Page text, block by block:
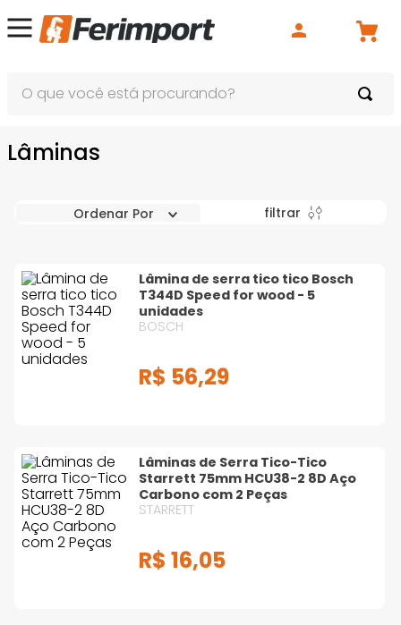
Lâminas
Ordenar Por filtrar
Lâmina de serra tico tico Bosch
T344D Speed for wood - 5
unidades
BOSCH
R$ 56,29
Lâminas de Serra Tico-Tico
Starrett 75mm HCU38-2 8D Aço
Carbono com 2 Peças
STARRETT
R$ 16,05